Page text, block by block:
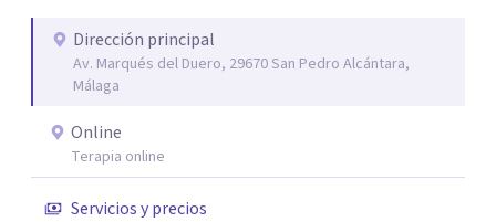
Dirección principal
Av. Marqués del Duero, 29670 San Pedro Alcántara,
Málaga
Online
Terapia online
Servicios y precios